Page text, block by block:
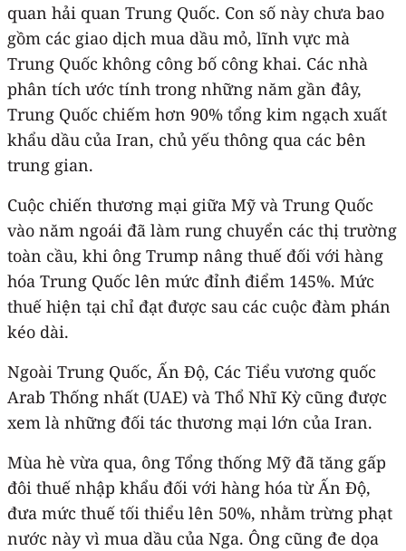
quan hải quan Trung Quốc. Con số này chưa bao
gồm các giao dịch mua dầu mỏ, lĩnh vực mà
Trung Quốc không công bố công khai. Các nhà
phân tích ước tính trong những năm gần đây,
Trung Quốc chiếm hơn 90% tổng kim ngạch xuất
khẩu dầu của Iran, chủ yếu thông qua các bên
trung gian.
Cuộc chiến thương mại giữa Mỹ và Trung Quốc
vào năm ngoái đã làm rung chuyển các thị trường
toàn cầu, khi ông Trump nâng thuế đối với hàng
hóa Trung Quốc lên mức đỉnh điểm 145%. Mức
thuế hiện tại chỉ đạt được sau các cuộc đàm phán
kéo dài.
Ngoài Trung Quốc, Ấn Độ, Các Tiểu vương quốc
Arab Thống nhất (UAE) và Thổ Nhĩ Kỳ cũng được
xem là những đối tác thương mại lớn của Iran.
Mùa hè vừa qua, ông Tổng thống Mỹ đã tăng gấp
đôi thuế nhập khẩu đối với hàng hóa từ Ấn Độ,
đưa mức thuế tối thiểu lên 50%, nhằm trừng phạt
nước này vì mua dầu của Nga. Ông cũng đe dọa